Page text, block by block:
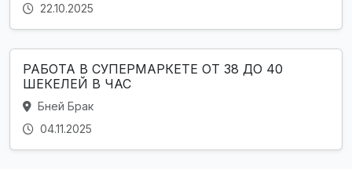
22.10.2025
РАБОТА В СУПЕРМАРКЕТЕ ОТ 38 ДО 40
ШЕКЕЛЕЙ В ЧАС
Бней Брак
04.11.2025